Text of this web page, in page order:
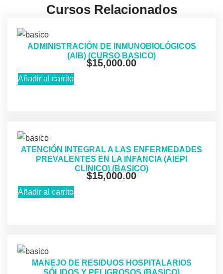
Cursos Relacionados
ADMINISTRACIÓN DE INMUNOBIOLÓGICOS
(AlB) (CURSO BASICO)
$15,000.00
Añadir al carrito
ATENCIÓN INTEGRAL A LAS ENFERMEDADES
PREVALENTES EN LA INFANCIA (AIEPI
CLINICO) (BASICO)
$15,000.00
Añadir al carrito
MANEJO DE RESIDUOS HOSPITALARIOS
SÓLIDOS Y PELIGROSOS (BASICO)